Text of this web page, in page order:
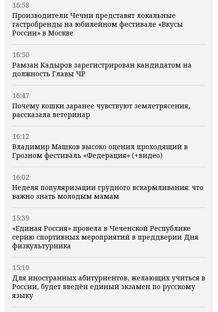
16:58
Производители Чечни представят локальные
гастробренды на юбилейном фестивале «Вкусы
России» в Москве
16:50
Рамзан Кадыров зарегистрирован кандидатом на
должность Главы ЧР
16:47
Почему кошки заранее чувствуют землетрясения,
рассказала ветеринар
16:12
Владимир Машков высоко оценил проходящий в
Грозном фестиваль «Федерация» (+видео)
16:02
Неделя популяризации грудного вскармливания: что
важно знать молодым мамам
15:39
«Единая Россия» провела в Чеченской Республике
серию спортивных мероприятий в преддверии Дня
физкультурника
15:10
Для иностранных абитуриентов, желающих учиться в
России, будет введён единый экзамен по русскому
языку